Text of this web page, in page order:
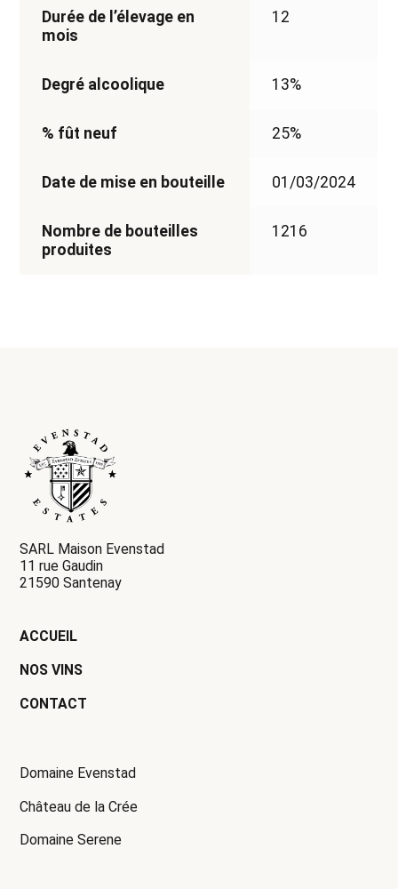
Durée de l’élevage en
mois
12
Degré alcoolique 13%
% fût neuf 25%
Date de mise en bouteille 01/03/2024
Nombre de bouteilles
produites
1216
SARL Maison Evenstad
11 rue Gaudin
21590 Santenay
ACCUEIL
NOS VINS
CONTACT
Domaine Evenstad
Château de la Crée
Domaine Serene